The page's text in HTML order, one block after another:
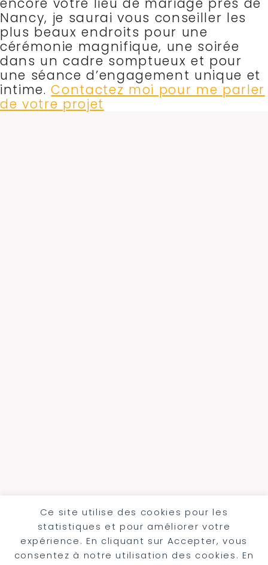
Nancy, je saurai vous conseiller les
plus beaux endroits pour une
cérémonie magnifique, une soirée
dans un cadre somptueux et pour
une séance d’engagement unique et
intime.Contactez moi pour me parler
de votre projet
Ce site utilise des cookies pour les
statistiques et pour améliorer votre
expérience. En cliquant sur Accepter, vous
consentez à notre utilisation des cookies. En